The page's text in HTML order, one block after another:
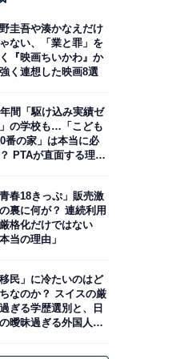
圭吾や湊かなえだけ
ない、「業と罪」を
『映画ちいかわ』か
く連想した映画8選
間「駆け込み実績ゼ
の学校も…「こども
番の家」は本当に必
PTAが直面する理想
青春18きっぷ」販売激
裏に何が？ 連続利用
格化だけではない
本当の理由」
移民」に冷たいのはど
なのか？ スイスの厳
ぎる学歴選別と、日
曖昧過ぎる外国人政